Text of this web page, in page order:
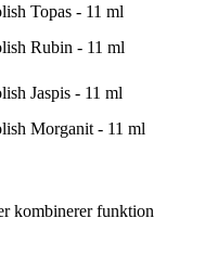
Topas - 11 ml
Rubin - 11 ml
Jaspis - 11 ml
Morganit - 11 ml
kombinerer funktion